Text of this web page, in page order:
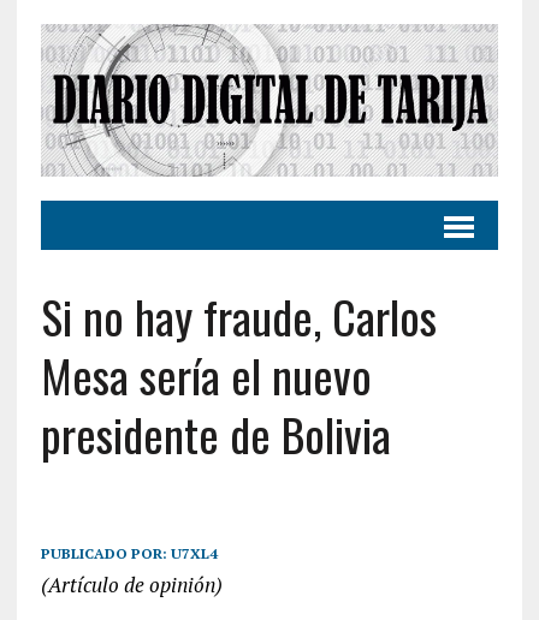
Si no hay fraude, Carlos
Mesa sería el nuevo
presidente de Bolivia
PUBLICADO POR: U7XL4
(Artículo de opinión)